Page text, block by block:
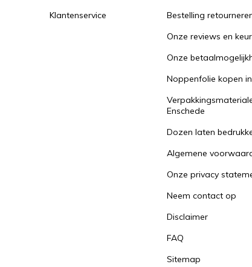
Klantenservice
Bestelling
Onze reviews en
Onze
Noppenfolie kopen
Enschede
Dozen laten
Algemene
Onze privacy
Neem contact op
Disclaimer
FAQ
Sitemap